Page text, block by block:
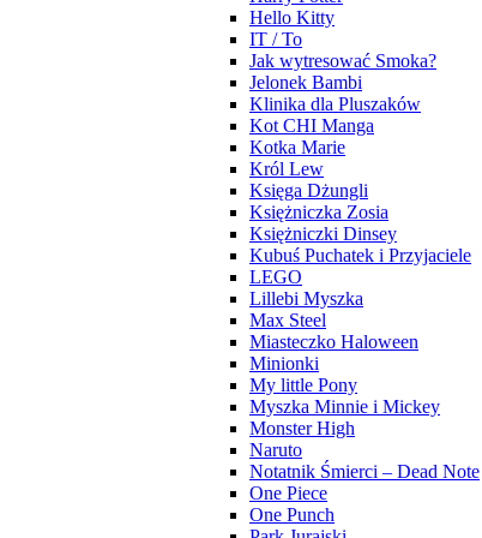
Hello Kitty
IT / To
Jak wytresować Smoka?
Jelonek Bambi
Klinika dla Pluszaków
Kot CHI Manga
Kotka Marie
Król Lew
Księga Dżungli
Księżniczka Zosia
Księżniczki Dinsey
Kubuś Puchatek i Przyjaciele
LEGO
Lillebi Myszka
Max Steel
Miasteczko Haloween
Minionki
My little Pony
Myszka Minnie i Mickey
Monster High
Naruto
Notatnik Śmierci – Dead Note
One Piece
One Punch